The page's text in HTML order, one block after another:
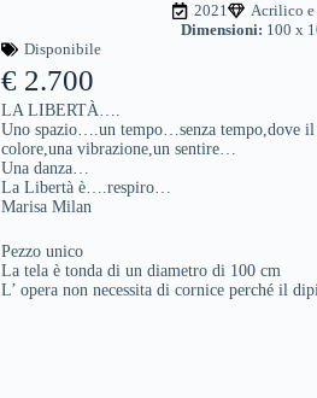
2021
Acrilico e
Dimensioni: 100 x
Disponibile
€ 2.700
LA LIBERTÀ….
Uno spazio….un tempo…senza tempo,dove il
colore,una vibrazione,un sentire…
Una danza…
La Libertà è….respiro…
Marisa Milan
Pezzo unico
La tela è tonda di un diametro di 100 cm
L’ opera non necessita di cornice perché il